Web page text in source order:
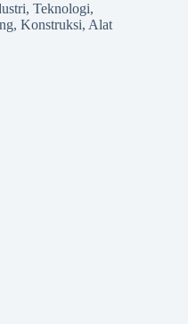
Teknologi,
Konstruksi, Alat